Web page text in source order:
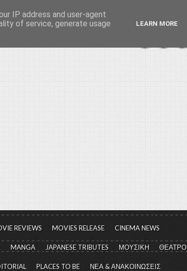
REVIEWS MOVIES RELEASE CINEMA NEWS
MANGA JAPANESE TRIBUTES ΜΟΥΣΙΚΗ ΘΕΑΤΡΟ
PLACES TO BE ΝΕΑ & ΑΝΑΚΟΙΝΩΣΕΙΣ
IP address and user-agent
of service, generate usage
LEARN MORE